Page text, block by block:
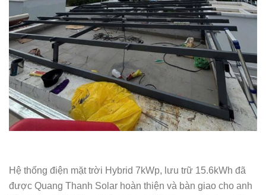
Hệ thống điện mặt trời Hybrid 7kWp, lưu trữ 15.6kWh đã
được Quang Thanh Solar hoàn thiện và bàn giao cho anh